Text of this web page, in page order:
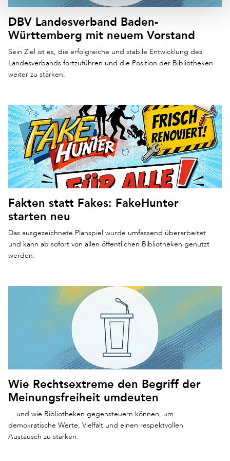
DBV Landesverband Baden-
Württemberg mit neuem Vorstand
Sein Ziel ist es, die erfolgreiche und stabile Entwicklung des
Landesverbands fortzuführen und die Position der Bibliotheken
weiter zu stärken.
Fakten statt Fakes: FakeHunter
starten neu
Das ausgezeichnete Planspiel wurde umfassend überarbeitet
und kann ab sofort von allen öffentlichen Bibliotheken genutzt
werden.
Wie Rechtsextreme den Begriff der
Meinungsfreiheit umdeuten
... und wie Bibliotheken gegensteuern können, um
demokratische Werte, Vielfalt und einen respektvollen
Austausch zu stärken.